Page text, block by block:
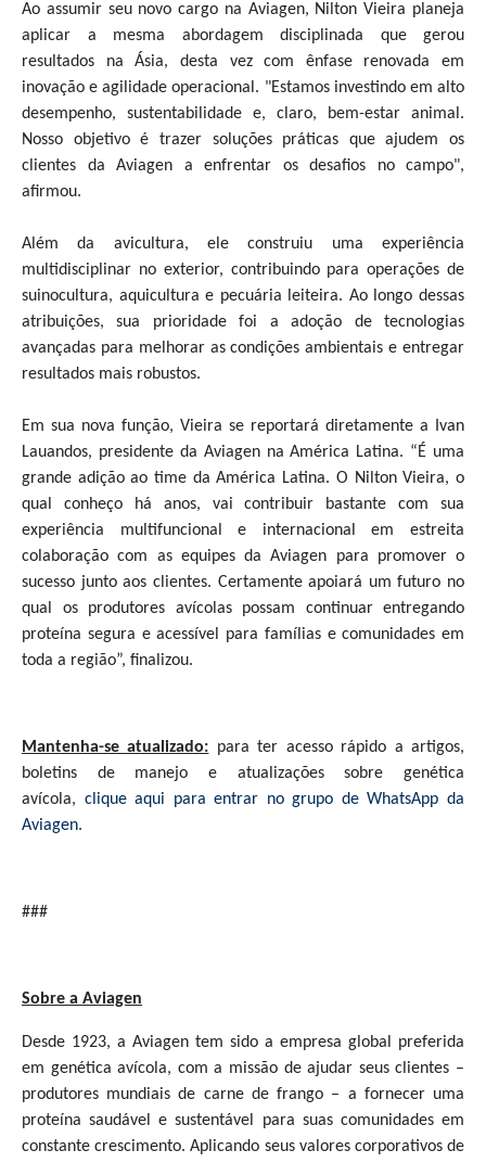
Ao assumir seu novo cargo na Aviagen, Nilton Vieira planeja
aplicar a mesma abordagem disciplinada que gerou
resultados na Ásia, desta vez com ênfase renovada em
inovação e agilidade operacional. "Estamos investindo em alto
desempenho, sustentabilidade e, claro, bem-estar animal.
Nosso objetivo é trazer soluções práticas que ajudem os
clientes da Aviagen a enfrentar os desafios no campo",
afirmou.
Além da avicultura, ele construiu uma experiência
multidisciplinar no exterior, contribuindo para operações de
suinocultura, aquicultura e pecuária leiteira. Ao longo dessas
atribuições, sua prioridade foi a adoção de tecnologias
avançadas para melhorar as condições ambientais e entregar
resultados mais robustos.
Em sua nova função, Vieira se reportará diretamente a Ivan
Lauandos, presidente da Aviagen na América Latina. “É uma
grande adição ao time da América Latina. O Nilton Vieira, o
qual conheço há anos, vai contribuir bastante com sua
experiência multifuncional e internacional em estreita
colaboração com as equipes da Aviagen para promover o
sucesso junto aos clientes. Certamente apoiará um futuro no
qual os produtores avícolas possam continuar entregando
proteína segura e acessível para famílias e comunidades em
toda a região”, finalizou.
Mantenha-se atualizado: para ter acesso rápido a artigos,
boletins de manejo e atualizações sobre genética
avícola, clique aqui para entrar no grupo de WhatsApp da
Aviagen.
###
Sobre a Aviagen
Desde 1923, a Aviagen tem sido a empresa global preferida
em genética avícola, com a missão de ajudar seus clientes –
produtores mundiais de carne de frango – a fornecer uma
proteína saudável e sustentável para suas comunidades em
constante crescimento. Aplicando seus valores corporativos de